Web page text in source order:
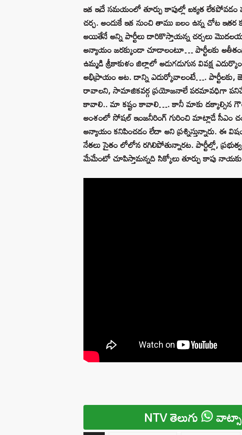
ఇక ఇదే సమయంలో తూర్పు కాపుల్లో ఐక్యత లేకపోవడం
చర్చ. అందుకే ఇక నుంచి తాము బలం ఉన్న చోట
అయితేనే అన్ని పార్టీలు దారికొస్తాయన్న చర్చలు
అన్యాయం జరక్కుండా చూడాలంటూ… పార్టీలకు
ఉమ్మడి శ్రీకాకుళం జిల్లాలో అడుగడుగున వివక్ష
అభిప్రాయం అట. దాన్ని ఎదుర్కోవాలంటే…. పార్టీలకు,
రావాలని, సామాజికవర్గ ప్రయోజనాలే పరమావధిగా
కావాలి.. మా కష్టం కావాలి…. కానీ మాకు దక్కాల్సిన గౌరవం
అంశంలో సోషల్ ఇంజనీరింగ్ గురించి మాట్లాడే సీఎం
అన్యాయం కనిపించడం లేదా అని ప్రశ్నిస్తున్నారు.
నేతలు సైతం లోలోన రగిలిపోతున్నారట. పార్టీల్లో,
మేమేంటో చూపిస్తామన్నది సిక్కోలు తూర్పు కాపు
NTV తెలుగు